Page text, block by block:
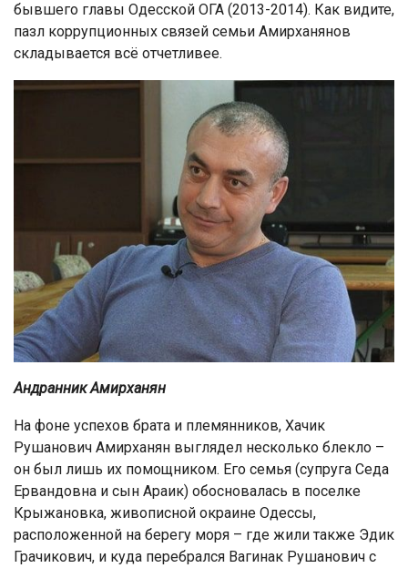
бывшего главы Одесской ОГА (2013-2014). Как видите,
пазл коррупционных связей семьи Амирханянов
складывается всё отчетливее.
Андранник Амирханян
На фоне успехов брата и племянников, Хачик
Рушанович Амирханян выглядел несколько блекло –
он был лишь их помощником. Его семья (супруга Седа
Ервандовна и сын Араик) обосновалась в поселке
Крыжановка, живописной окраине Одессы,
расположенной на берегу моря – где жили также Эдик
Грачикович, и куда перебрался Вагинак Рушанович с